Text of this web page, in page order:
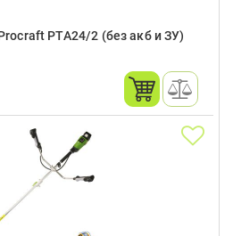
PTA24/2 (без акб и ЗУ)